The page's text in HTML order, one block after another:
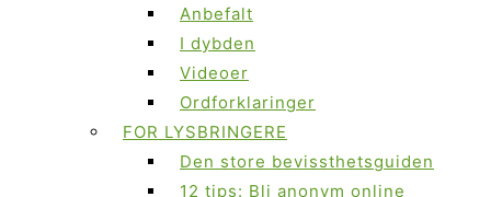
Anbefalt
I dybden
Videoer
Ordforklaringer
FOR LYSBRINGERE
Den store bevissthetsguiden
12 tips: Bli anonym online